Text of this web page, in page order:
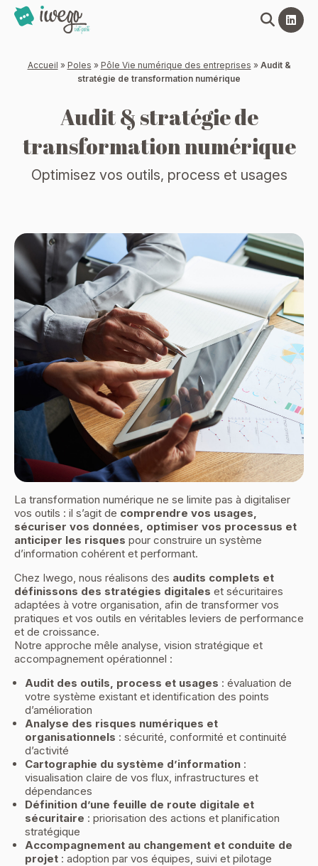
Accueil » Poles » Pôle Vie numérique des entreprises » Audit &
stratégie de transformation numérique
Audit & stratégie de
transformation numérique
Optimisez vos outils, process et usages
La transformation numérique ne se limite pas à digitaliser
vos outils : il s’agit de comprendre vos usages,
sécuriser vos données, optimiser vos processus et
anticiper les risques pour construire un système
d’information cohérent et performant.
Chez Iwego, nous réalisons des audits complets et
définissons des stratégies digitales et sécuritaires
adaptées à votre organisation, afin de transformer vos
pratiques et vos outils en véritables leviers de performance
et de croissance.
Notre approche mêle analyse, vision stratégique et
accompagnement opérationnel :
Audit des outils, process et usages : évaluation de
votre système existant et identification des points
d’amélioration
Analyse des risques numériques et
organisationnels : sécurité, conformité et continuité
d’activité
Cartographie du système d’information :
visualisation claire de vos flux, infrastructures et
dépendances
Définition d’une feuille de route digitale et
sécuritaire : priorisation des actions et planification
stratégique
Accompagnement au changement et conduite de
projet : adoption par vos équipes, suivi et pilotage
Panneau de gestion des cookies